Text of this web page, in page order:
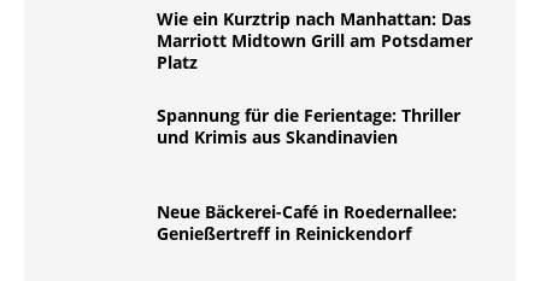
Wie ein Kurztrip nach Manhattan: Das
Marriott Midtown Grill am Potsdamer
Platz
Spannung für die Ferientage: Thriller
und Krimis aus Skandinavien
Neue Bäckerei-Café in Roedernallee:
Genießertreff in Reinickendorf